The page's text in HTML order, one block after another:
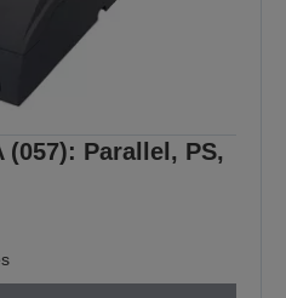
(057): Parallel, PS,